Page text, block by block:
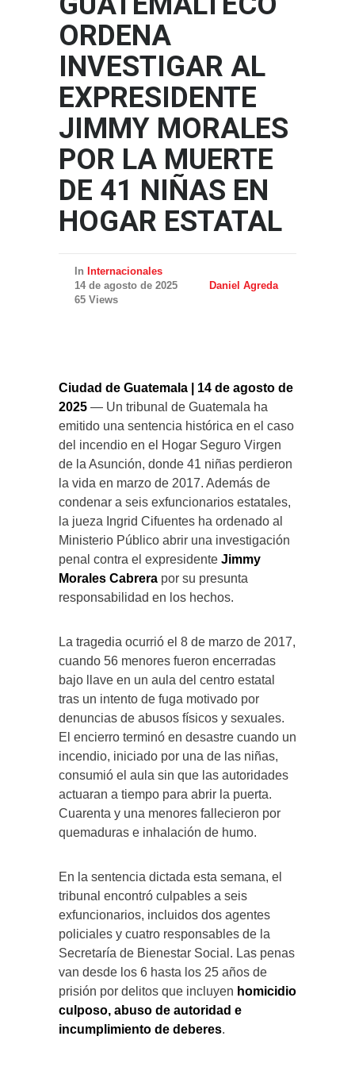
ORDENA
INVESTIGAR AL
EXPRESIDENTE
JIMMY MORALES
POR LA MUERTE
DE 41 NIÑAS EN
HOGAR ESTATAL
In Internacionales
14 de agosto de 2025
Daniel Agreda
65 Views
Ciudad de Guatemala | 14 de agosto de
2025 — Un tribunal de Guatemala ha
emitido una sentencia histórica en el caso
del incendio en el Hogar Seguro Virgen
de la Asunción, donde 41 niñas perdieron
la vida en marzo de 2017. Además de
condenar a seis exfuncionarios estatales,
la jueza Ingrid Cifuentes ha ordenado al
Ministerio Público abrir una investigación
penal contra el expresidente Jimmy
Morales Cabrera por su presunta
responsabilidad en los hechos.
La tragedia ocurrió el 8 de marzo de 2017,
cuando 56 menores fueron encerradas
bajo llave en un aula del centro estatal
tras un intento de fuga motivado por
denuncias de abusos físicos y sexuales.
El encierro terminó en desastre cuando un
incendio, iniciado por una de las niñas,
consumió el aula sin que las autoridades
actuaran a tiempo para abrir la puerta.
Cuarenta y una menores fallecieron por
quemaduras e inhalación de humo.
En la sentencia dictada esta semana, el
tribunal encontró culpables a seis
exfuncionarios, incluidos dos agentes
policiales y cuatro responsables de la
Secretaría de Bienestar Social. Las penas
van desde los 6 hasta los 25 años de
prisión por delitos que incluyen homicidio
culposo, abuso de autoridad e
incumplimiento de deberes.